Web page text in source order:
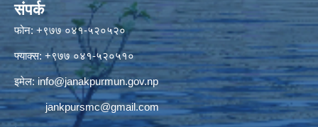
संपर्क
फोन: +९७७ ०४१-५२०५२०
फ्याक्स: +९७७ ०४१-५२०५१०
इमेल:info@janakpurmun.gov.np
jankpursmc@gmail.com